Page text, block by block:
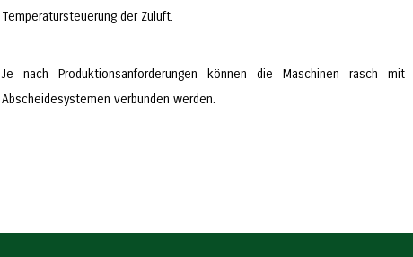
Temperatursteuerung der Zuluft.
Je nach Produktionsanforderungen können die Maschinen rasch
Abscheidesystemen verbunden werden.